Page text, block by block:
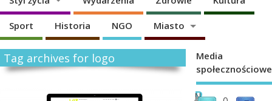
Sport Historia NGO Miasto
Tag archives for logo
P
N
Media
społecznościowe